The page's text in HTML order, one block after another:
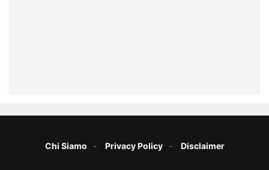
Chi Siamo Privacy Policy Disclaimer